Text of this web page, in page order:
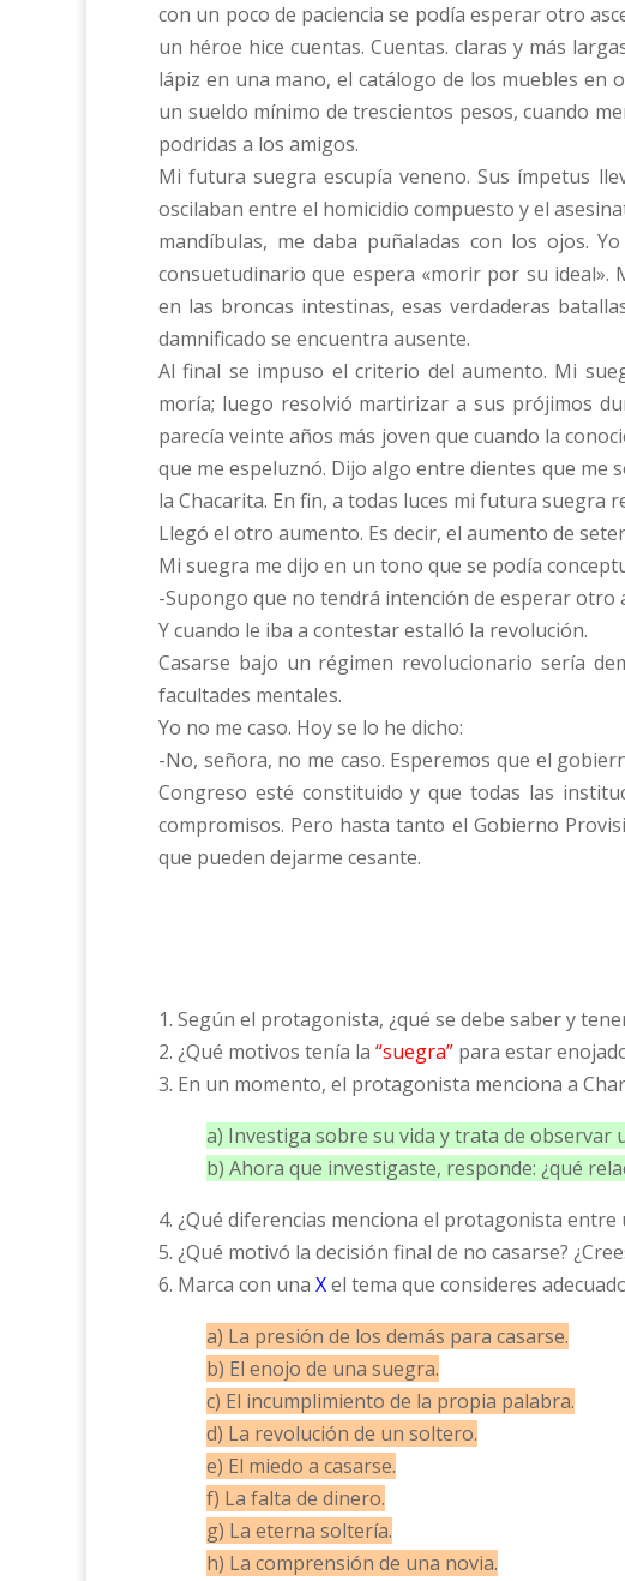
con un poco de paciencia se podía esperar otro
un héroe hice cuentas. Cuentas. claras y más
lápiz en una mano, el catálogo de los muebles
un sueldo mínimo de trescientos pesos, cuando
podridas a los amigos.
Mi futura suegra escupía veneno.Sus ímpetus
oscilaban entre el homicidio compuesto y el
mandíbulas, me daba puñaladas con los ojos.
consuetudinario que espera «morir por su ideal».
en las broncas intestinas, esas verdaderas
damnificado se encuentra ausente.
Al final se impuso el criterio del aumento. Mi
moría; luego resolvió martirizar a sus prójimos
parecía veinte años más joven que cuando la
que me espeluznó. Dijo algo entre dientes que me
la Chacarita. En fin, a todas luces mi futura suegra
Llegó el otro aumento. Es decir, el aumento de
Mi suegra me dijo en un tono que se podía
-Supongo que no tendrá intención de esperar otro
Y cuando le iba a contestar estalló la revolución.
Casarse bajo un régimen revolucionario sería
facultades mentales.
Yo no me caso. Hoy se lo he dicho:
-No, señora, no me caso. Esperemos que el
Congreso esté constituido y que todas las
compromisos. Pero hasta tanto el Gobierno
que pueden dejarme cesante.
1. Según el protagonista, ¿qué se debe saber y
2. ¿Qué motivos tenía la “suegra” para estar
3. En un momento, el protagonista menciona a
a) Investiga sobre su vida y trata de observar
b) Ahora que investigaste, responde: ¿qué
4. ¿Qué diferencias menciona el protagonista
5. ¿Qué motivó la decisión final de no casarse?
6. Marca con una Xel tema que consideres
a) La presión de los demás para casarse.
b) El enojo de una suegra.
c) El incumplimiento de la propia palabra.
d) La revolución de un soltero.
e) El miedo a casarse.
f) La falta de dinero.
g) La eterna soltería.
h) La comprensión de una novia.